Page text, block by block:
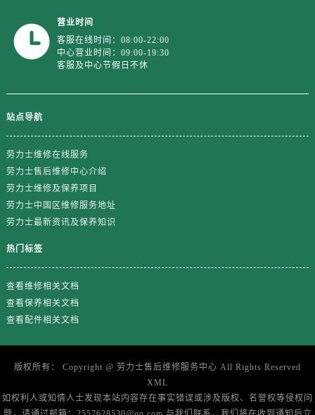
浙江省杭州市上城区钱江路1366号华润大厦A座5层503-5室劳力士售后服务中心（需提前预约）
营业时间
客服在线时间：08:00-22:00
中心营业时间：09:00-19:30
客服及中心节假日不休
站点导航
劳力士维修在线服务
劳力士售后维修中心介绍
劳力士维修及保养项目
劳力士中国区维修服务地址
劳力士最新资讯及保养知识
热门标签
查看维修相关文档
查看保养相关文档
查看配件相关文档
版权所有： Copyright @ 劳力士售后维修服务中心 All Rights Reserved
XML
如权利人或知情人士发现本站内容存在事实错误或涉及版权、名誉权等侵权问